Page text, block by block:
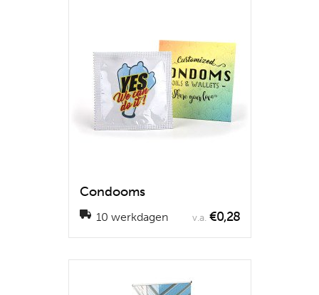
Condooms
10 werkdagen v.a. €0,28